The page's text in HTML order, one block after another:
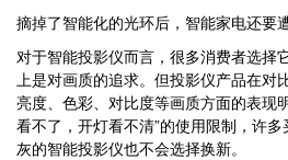
摘掉了智能化的光环后，智能家电还要
对于智能投影仪而言，很多消费者选择
上是对画质的追求。但投影仪产品在对
亮度、色彩、对比度等画质方面的表现
看不了，开灯看不清”的使用限制，许
灰的智能投影仪也不会选择换新。